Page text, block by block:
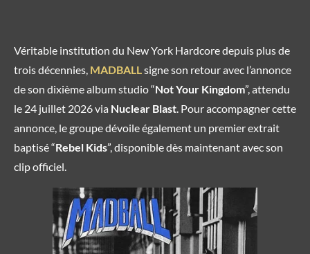
Véritable institution du New York Hardcore depuis plus de
trois décennies, MADBALLsigne son retour avec l’annonce
de son dixième album studio “Not Your Kingdom”, attendu
le 24 juillet 2026 via Nuclear Blast. Pour accompagner cette
annonce, le groupe dévoile également un premier extrait
baptisé “Rebel Kids”, disponible dès maintenant avec son
clip officiel.